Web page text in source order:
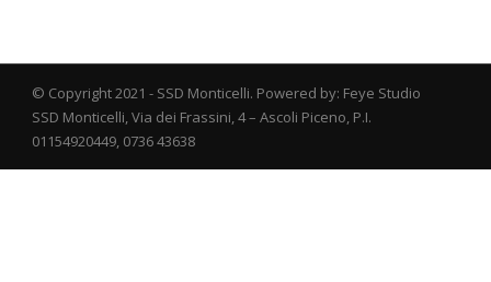
© Copyright 2021 - SSD Monticelli. Powered by: Feye Studio
SSD Monticelli, Via dei Frassini, 4 – Ascoli Piceno, P.I.
01154920449, 0736 43638